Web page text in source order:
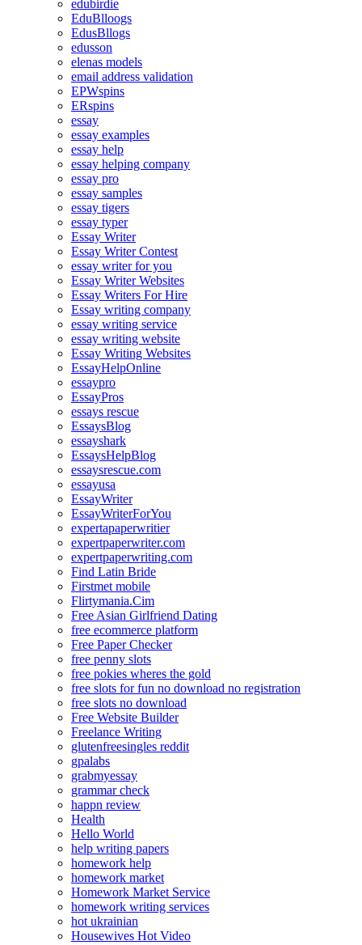
edubirdie
EduBlloogs
EdusBllogs
edusson
elenas models
email address validation
EPWspins
ERspins
essay
essay examples
essay help
essay helping company
essay pro
essay samples
essay tigers
essay typer
Essay Writer
Essay Writer Contest
essay writer for you
Essay Writer Websites
Essay Writers For Hire
Essay writing company
essay writing service
essay writing website
Essay Writing Websites
EssayHelpOnline
essaypro
EssayPros
essays rescue
EssaysBlog
essayshark
EssaysHelpBlog
essaysrescue.com
essayusa
EssayWriter
EssayWriterForYou
expertapaperwritier
expertpaperwriter.com
expertpaperwriting.com
Find Latin Bride
Firstmet mobile
Flirtymania.Cim
Free Asian Girlfriend Dating
free ecommerce platform
Free Paper Checker
free penny slots
free pokies wheres the gold
free slots for fun no download no registration
free slots no download
Free Website Builder
Freelance Writing
glutenfreesingles reddit
gpalabs
grabmyessay
grammar check
happn review
Health
Hello World
help writing papers
homework help
homework market
Homework Market Service
homework writing services
hot ukrainian
Housewives Hot Video